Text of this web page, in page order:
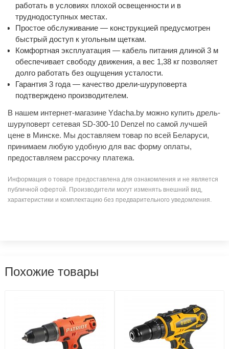
работать в условиях плохой освещенности и в
труднодоступных местах.
Простое обслуживание — конструкцией предусмотрен
быстрый доступ к угольным щеткам.
Комфортная эксплуатация — кабель питания длиной 3 м
обеспечивает свободу движения, а вес 1,38 кг позволяет
долго работать без ощущения усталости.
Гарантия 3 года — качество дрели-шуруповерта
подтверждено производителем.
В нашем интернет-магазине Ydacha.by можно купить дрель-
шуруповерт сетевая SD-300-10 Denzel по самой лучшей
цене в Минске. Мы доставляем товар по всей Беларуси,
принимаем любую удобную для вас форму оплаты,
предоставляем рассрочку платежа.
Информация о товаре предоставлена для ознакомления и не является
публичной офертой. Производители могут изменять внешний вид,
характеристики и комплектацию без предварительного уведомления.
Похожие товары